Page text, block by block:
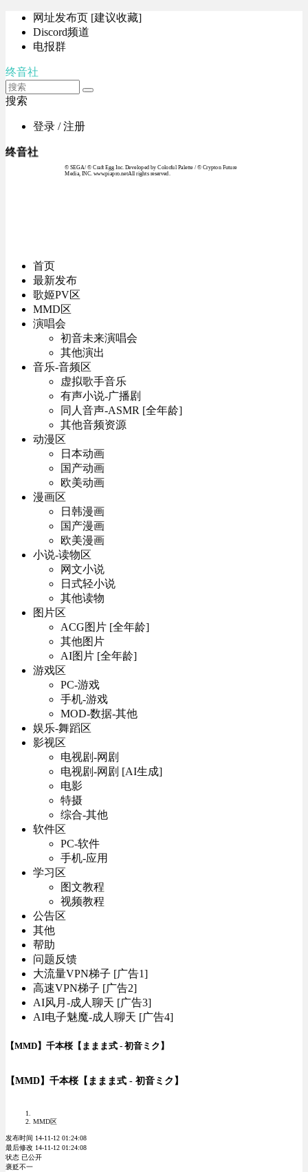
网址发布页 [建议收藏]
Discord频道
电报群
终音社
搜索
登录 / 注册
终音社
© SEGA / © Craft Egg Inc. Developed by Colorful Palette / © Crypton Future
Media, INC. www.piapro.netAll rights reserved.
首页
最新发布
歌姬PV区
MMD区
演唱会
初音未来演唱会
其他演出
音乐-音频区
虚拟歌手音乐
有声小说-广播剧
同人音声-ASMR [全年龄]
其他音频资源
动漫区
日本动画
国产动画
欧美动画
漫画区
日韩漫画
国产漫画
欧美漫画
小说-读物区
网文小说
日式轻小说
其他读物
图片区
ACG图片 [全年龄]
其他图片
AI图片 [全年龄]
游戏区
PC-游戏
手机-游戏
MOD-数据-其他
娱乐-舞蹈区
影视区
电视剧-网剧
电视剧-网剧 [AI生成]
电影
特摄
综合-其他
软件区
PC-软件
手机-应用
学习区
图文教程
视频教程
公告区
其他
帮助
问题反馈
大流量VPN梯子 [广告1]
高速VPN梯子 [广告2]
AI风月-成人聊天 [广告3]
AI电子魅魔-成人聊天 [广告4]
【MMD】千本桜【ままま式 - 初音ミク】
【MMD】千本桜【ままま式 - 初音ミク】
MMD区
发布时间 14-11-12 01:24:08
最后修改 14-11-12 01:24:08
状态 已公开
褒贬不一